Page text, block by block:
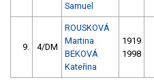
Samuel
9. 4/DM
ROUSKOVÁ
Martina
BEKOVÁ
Kateřina
1919
1998